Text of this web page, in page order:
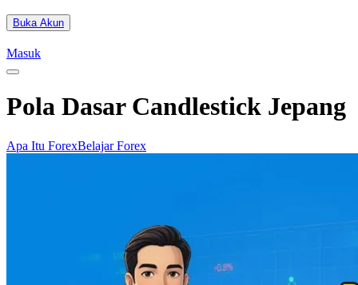
Buka Akun
Masuk
Pola Dasar Candlestick Jepang
Apa Itu ForexBelajar Forex